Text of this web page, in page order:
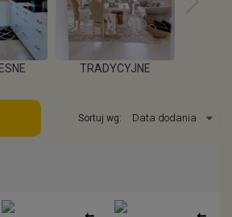
TRADYCYJNE
Sortuj wg: